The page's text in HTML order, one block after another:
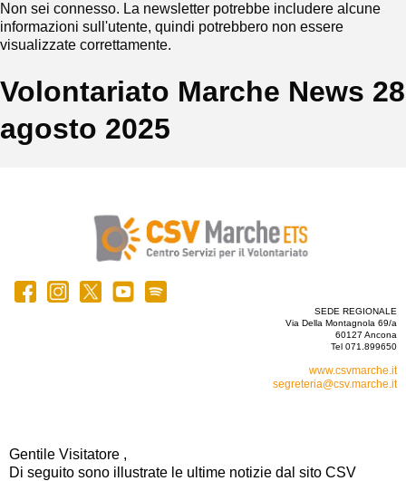
Non sei connesso. La newsletter potrebbe includere alcune
informazioni sull'utente, quindi potrebbero non essere
visualizzate correttamente.
Volontariato Marche News 28
agosto 2025
SEDE REGIONALE
Via Della Montagnola 69/a
60127 Ancona
Tel 071.899650
www.csvmarche.it
segreteria@csv.marche.it
Gentile Visitatore ‍,
Di seguito sono illustrate le ultime notizie dal sito CSV